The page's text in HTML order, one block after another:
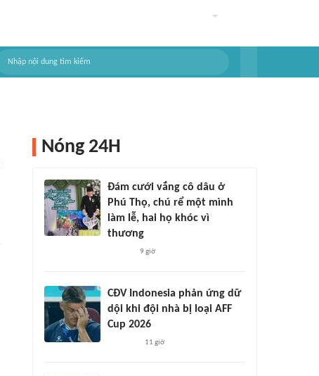
Nóng 24H
Đám cưới vắng cô dâu ở
Phú Thọ, chú rể một mình
làm lễ, hai họ khóc vì
thương
9 giờ
CĐV Indonesia phản ứng dữ
dội khi đội nhà bị loại AFF
Cup 2026
11 giờ